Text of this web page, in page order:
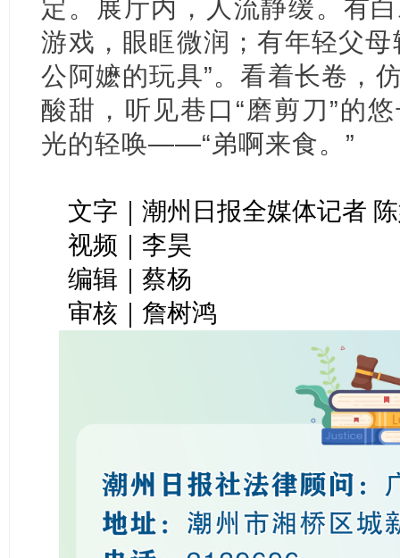
定。展厅内，人流静缓。有
游戏，眼眶微润；有年轻父
公阿嬷的玩具”。看着长卷，
酸甜，听见巷口“磨剪刀”的
光的轻唤——“弟啊来食。”
文字｜潮州日报全媒体记者
视频｜李昊
编辑｜蔡杨
审核｜詹树鸿